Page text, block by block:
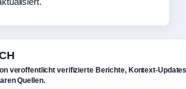
veroffentlicht verifizierte Berichte, Kontext-
Quellen.